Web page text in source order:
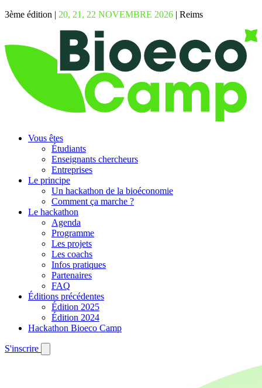
3ème édition | 20, 21, 22 NOVEMBRE 2026 | Reims
Vous êtes
Étudiants
Enseignants chercheurs
Entreprises
Le principe
Un hackathon de la bioéconomie
Comment ça marche ?
Le hackathon
Agenda
Programme
Les projets
Les coachs
Infos pratiques
Partenaires
FAQ
Éditions précédentes
Édition 2025
Édition 2024
Hackathon Bioeco Camp
S'inscrire